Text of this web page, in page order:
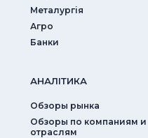
Металургія
Агро
Банки
АНАЛIТИКА
Обзоры рынка
Обзоры по компаниям и
отраслям